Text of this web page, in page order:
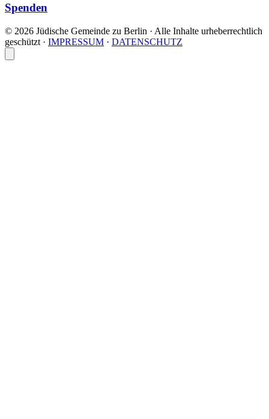
Spenden
© 2026 Jüdische Gemeinde zu Berlin · Alle Inhalte urheberrechtlich
geschützt · IMPRESSUM · DATENSCHUTZ